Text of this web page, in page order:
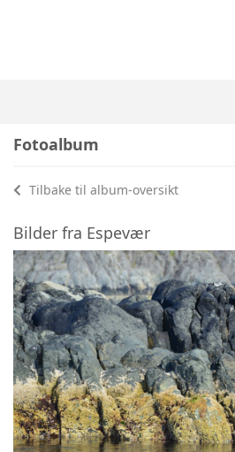
Fotoalbum
Tilbake til album-oversikt
Bilder fra Espevær